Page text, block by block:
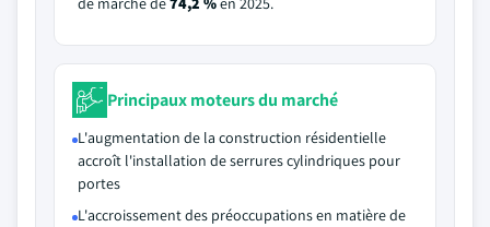
Principaux moteurs du marché
L'augmentation de la construction résidentielle
accroît l'installation de serrures cylindriques pour
portes
L'accroissement des préoccupations en matière de